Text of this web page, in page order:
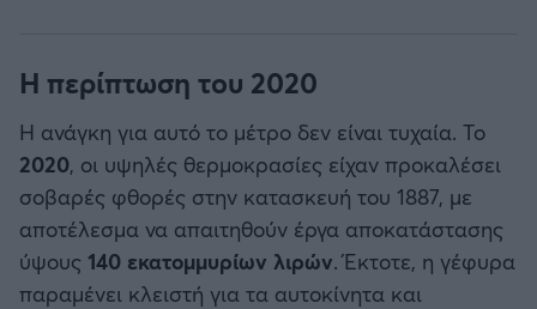
Η περίπτωση του 2020
Η ανάγκη για αυτό το μέτρο δεν είναι τυχαία. Το
2020, οι υψηλές θερμοκρασίες είχαν προκαλέσει
σοβαρές φθορές στην κατασκευή του 1887, με
αποτέλεσμα να απαιτηθούν έργα αποκατάστασης
ύψους 140 εκατομμυρίων λιρών. Έκτοτε, η γέφυρα
παραμένει κλειστή για τα αυτοκίνητα και